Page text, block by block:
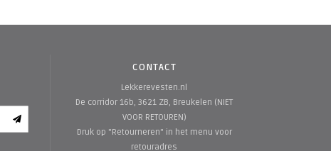
CONTACT
Lekkerevesten.nl
De corridor 16b, 3621 ZB, Breukelen (NIET
VOOR RETOUREN)
Druk op "Retourneren" in het menu voor
retouradres